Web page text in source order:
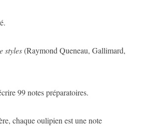
styles(Raymond Queneau, Gallimard,
99 notes préparatoires.
chaque oulipien est une note